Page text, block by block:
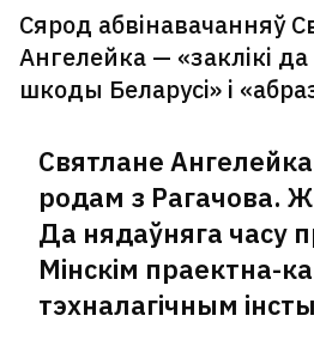
Сярод абвінавачанняў
Ангелейка — «заклікі
шкоды Беларусі» і
Святлане
родам з Рагачова.
Да нядаўняга часу
Мінскім праектна-
тэхналагічным
сцэнарый якога прабіў
на слязу
6
Галоўны корпус
закрыюць на
У Мінску жорстка
забойцаў кіргізскага
крымінальнага